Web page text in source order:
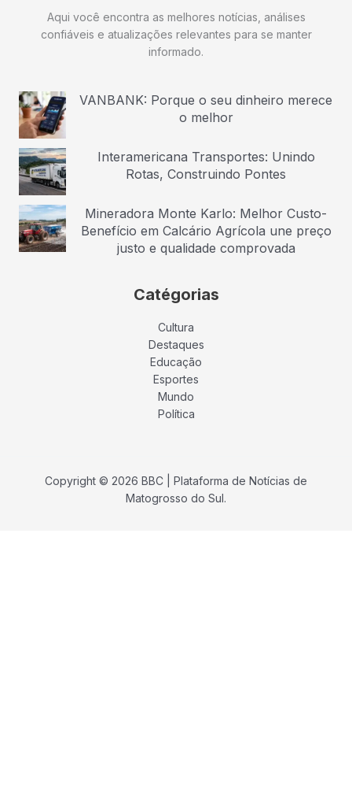
Aqui você encontra as melhores notícias, análises
confiáveis e atualizações relevantes para se manter
informado.
VANBANK: Porque o seu dinheiro merece
o melhor
Interamericana Transportes: Unindo
Rotas, Construindo Pontes
Mineradora Monte Karlo: Melhor Custo-
Benefício em Calcário Agrícola une preço
justo e qualidade comprovada
Catégorias
Cultura
Destaques
Educação
Esportes
Mundo
Política
Copyright © 2026 BBC | Plataforma de Notícias de
Matogrosso do Sul.